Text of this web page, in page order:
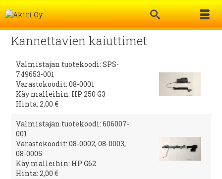
Kannettavien kaiuttimet
Valmistajan tuotekoodi: SPS-
749653-001
Varastokoodit: 08-0001
Käy malleihin: HP 250 G3
Hinta: 2,00 €
Valmistajan tuotekoodi: 606007-
001
Varastokoodit: 08-0002, 08-0003,
08-0005
Käy malleihin: HP G62
Hinta: 2,00 €